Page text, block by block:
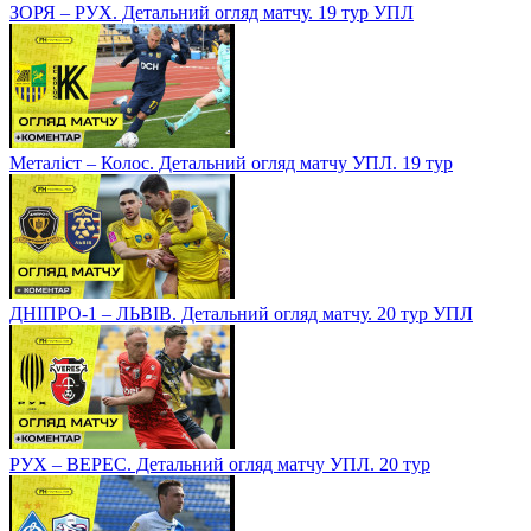
ЗОРЯ – РУХ. Детальний огляд матчу. 19 тур УПЛ
Металіст – Колос. Детальний огляд матчу УПЛ. 19 тур
ДНІПРО-1 – ЛЬВІВ. Детальний огляд матчу. 20 тур УПЛ
РУХ – ВЕРЕС. Детальний огляд матчу УПЛ. 20 тур